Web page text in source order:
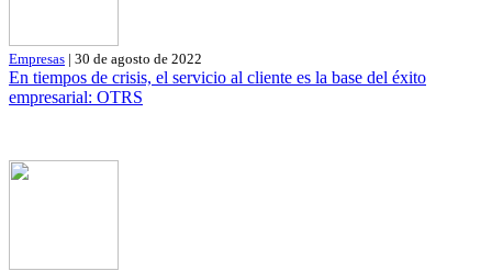
Empresas | 30 de agosto de 2022
En tiempos de crisis, el servicio al cliente es la base del éxito
empresarial: OTRS